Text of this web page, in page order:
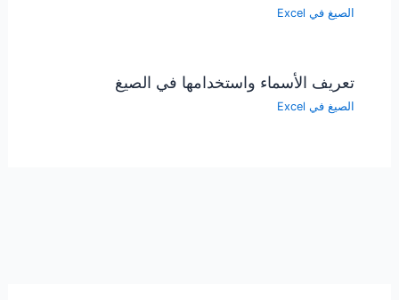
الصيغ في Excel
تعريف الأسماء واستخدامها في الصيغ
الصيغ في Excel